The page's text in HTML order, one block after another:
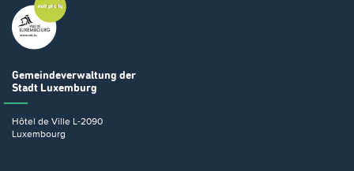
Gemeindeverwaltung der
Stadt Luxemburg
Hôtel de Ville L-2090
Luxembourg